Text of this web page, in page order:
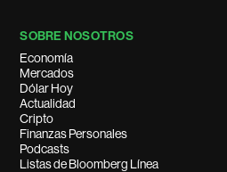
SOBRE NOSOTROS
Economía
Mercados
Dólar Hoy
Actualidad
Cripto
Finanzas Personales
Podcasts
Listas de Bloomberg Línea